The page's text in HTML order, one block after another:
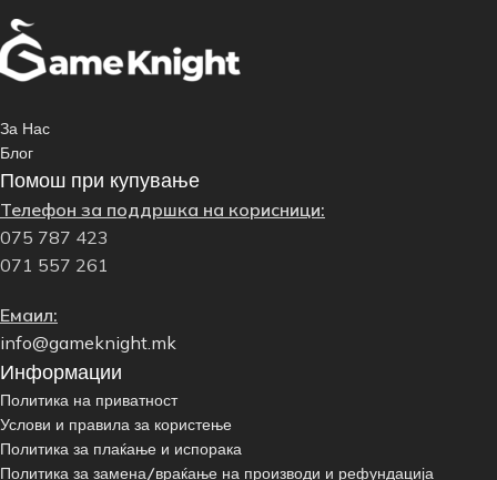
За Нас
Блог
Помош при купување
Телефон за поддршка на корисници:
075 787 423
071 557 261
Емаил:
info@gameknight.mk
Информации
Политика на приватност
Услови и правила за користење
Политика за плаќање и испорака
Политика за замена/враќање на производи и рефундација